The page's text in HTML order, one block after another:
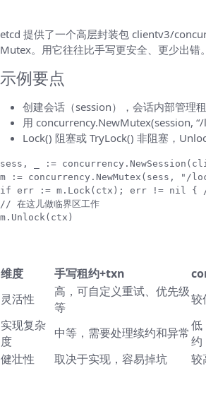
etcd 提供了一个高层封装包 clientv3/
Mutex。用它往往比手写更安全、更少出错。
示例要点
创建会话（session），会话内部管理租
用 concurrency.NewMutex(session, “/
Lock() 阻塞或 TryLock() 非阻塞，
sess, _ :=
m := concurrency.NewMutex(sess, "/
if err := m.Lock(ctx); err != nil { /*
// 在这儿做临界区工作
m.Unlock(ctx)
维度 手写租约+txn
灵活性
高，可自定义重试、优先级
等
较
实现复杂
度
中等，需要处理续约和异常低
约
健壮性
取决于实现，容易掉坑 较